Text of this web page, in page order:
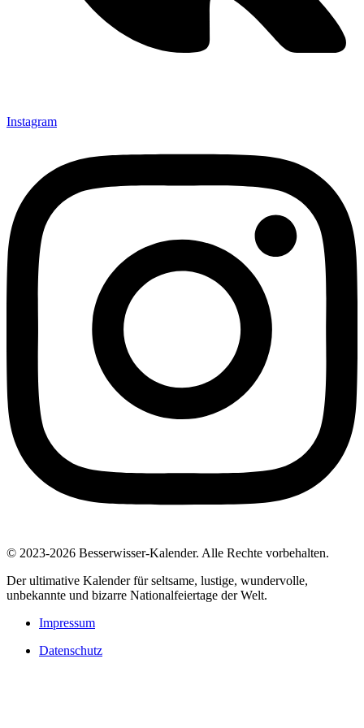
Instagram
© 2023-2026 Besserwisser-Kalender. Alle Rechte vorbehalten.
Der ultimative Kalender für seltsame, lustige, wundervolle,
unbekannte und bizarre Nationalfeiertage der Welt.
Impressum
Datenschutz